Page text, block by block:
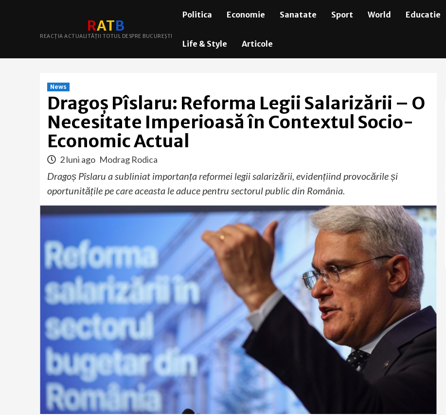
RATB
REACȚIA ACTUALITĂȚII TOTUL DESPRE BUCUREȘTI
Politica Economie Sanatate Sport World Educatie
Life & Style Articole
News
Dragoș Pîslaru: Reforma Legii Salarizării – O
Necesitate Imperioasă în Contextul Socio-
Economic Actual
2 luni ago Modrag Rodica
Dragoș Pîslaru a subliniat importanța reformei legii salarizării, evidențiind provocările și
oportunitățile pe care aceasta le aduce pentru sectorul public din România.